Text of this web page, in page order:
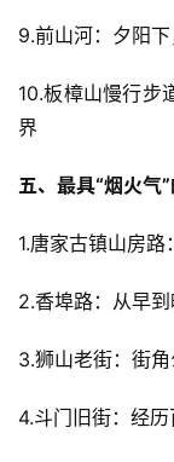
9.前山河：夕阳
10.板樟山慢行步
界
五、最具“烟火气
1.唐家古镇山房路
2.香埠路：从早
3.狮山老街：街
4.斗门旧街：经